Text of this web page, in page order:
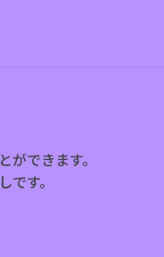
できます。
す。